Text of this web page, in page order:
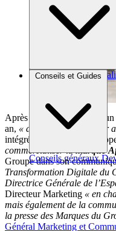
Brèves et actus
Conseils et Guides
Conseils généraux
Après avoir travaillé dans
an, « afin de se familiariser
intégré l’équipe du
commercialiser lamarque
Groupe dans son
Transformation Digitale du
Directrice Générale de
Directeur Marketing « en
mais également de la
la presse des Marques du
Général Marketing et